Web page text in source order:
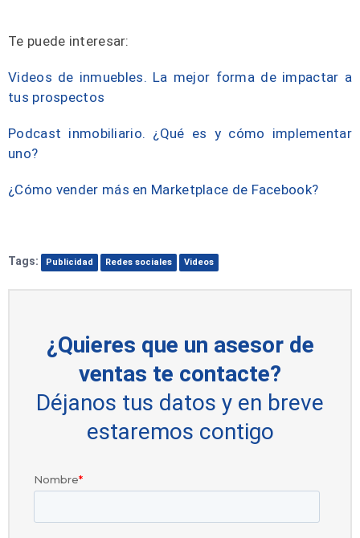
Te puede interesar:
Videos de inmuebles. La mejor forma de impactar a
tus prospectos
Podcast inmobiliario. ¿Qué es y cómo implementar
uno?
¿Cómo vender más en Marketplace de Facebook?
Tags: Publicidad Redes sociales Videos
¿Quieres que un asesor de
ventas te contacte?
Déjanos tus datos y en breve
estaremos contigo